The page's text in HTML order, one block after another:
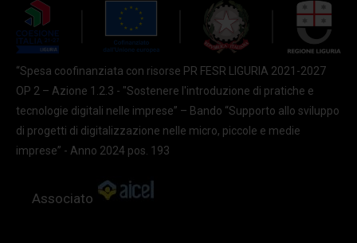
“Spesa coofinanziata con risorse PR FESR LIGURIA 2021-2027
OP 2 – Azione 1.2.3 - "Sostenere l'introduzione di pratiche e
tecnologie digitali nelle imprese” – Bando “Supporto allo sviluppo
di progetti di digitalizzazione nelle micro, piccole e medie
imprese” - Anno 2024 pos. 193
Associato